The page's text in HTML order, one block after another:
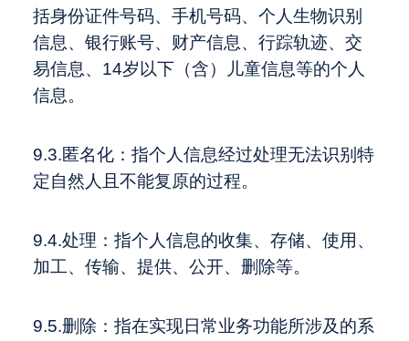
括身份证件号码、手机号码、个人生物识别
信息、银行账号、财产信息、行踪轨迹、交
易信息、14岁以下（含）儿童信息等的个人
信息。
9.3.匿名化：指个人信息经过处理无法识别特
定自然人且不能复原的过程。
9.4.处理：指个人信息的收集、存储、使用、
加工、传输、提供、公开、删除等。
9.5.删除：指在实现日常业务功能所涉及的系